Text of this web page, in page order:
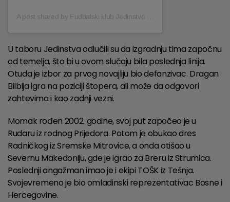
U taboru Jedinstva odlučili su da izgradnju tima započnu
od temelja, što bi u ovom slučaju bila poslednja linija.
Otuda je izbor za prvog novajliju bio defanzivac. Dragan
Bilbija igra na poziciji štopera, ali može da odgovori
zahtevima i kao zadnji vezni.
Momak rođen 2002. godine, svoj put započeo je u
Rudaru iz rodnog Prijedora. Potom je obukao dres
Radničkog iz Sremske Mitrovice, a onda otišao u
Severnu Makedoniju, gde je igrao za Breru iz Strumica.
Poslednji angažman imao je i ekipi TOŠK iz Tešnja.
Svojevremeno je bio omladinski reprezentativac Bosne i
Hercegovine.